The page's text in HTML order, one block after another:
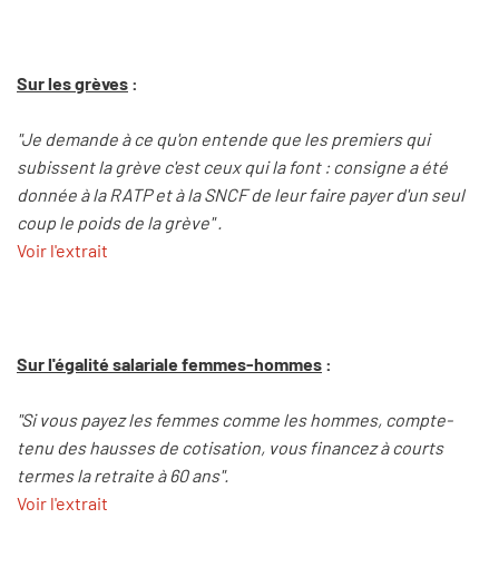
Sur les grèves :
"Je demande à ce qu'on entende que les premiers qui
subissent la grève c'est ceux qui la font : consigne a été
donnée à la RATP et à la SNCF de leur faire payer d'un seul
coup le poids de la grève" .
Voir l'extrait
Sur l'égalité salariale femmes-hommes :
"Si vous payez les femmes comme les hommes, compte-
tenu des hausses de cotisation, vous financez à courts
termes la retraite à 60 ans".
Voir l'extrait